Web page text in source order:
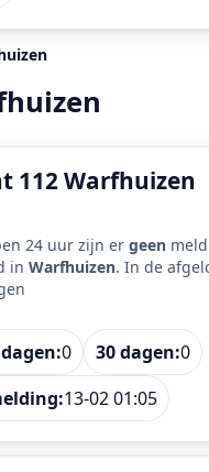
112 Warfhuizen
24 uur zijn er geen
in Warfhuizen. In de
0 30 dagen:0
13-02 01:05